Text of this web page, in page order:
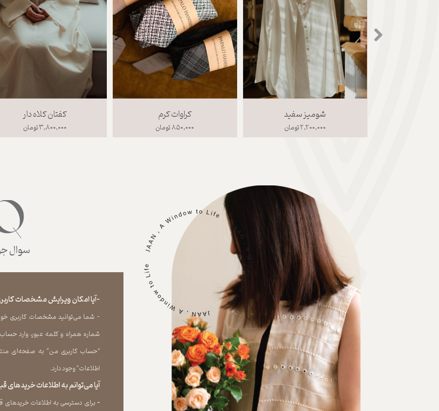
کفتان کلاه دار
۳,۸۰۰,۰۰۰ تومان
کراوات کرم
۸۵۰,۰۰۰ تومان
شومیز سفید
۲,۲۰۰,۰۰۰ تومان
سوال
-آیا امکان ویرایش مشخصات
- شما می‏‌توانید مشخصات کاربری خود
شماره همراه و کلمه عبور، وارد
“حساب کاربری من” به صفحه‏‌ای
اطلاعات” وجود دارد.​​​​​​​
آیا می‌‏توانم به اطلاعات
​​​​​​​- برای دسترسی به اطلاعات خریدهای